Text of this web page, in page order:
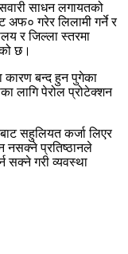
साधन लगायतको
अफ० गरेर लिलामी गर्ने र
र जिल्ला स्तरमा
छ।
कारण बन्द हुन पुगेका
लागि पेरोल प्रोटेक्शन
सहुलियत कर्जा लिएर
नसक्ने प्रतिष्ठानले
सक्ने गरी व्यवस्था